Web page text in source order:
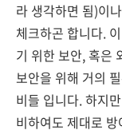
라 생각하면 됨)이
체크하곤 합니다.
기 위한 보안, 혹은
보안을 위해 거의
비들 입니다. 하지
비하여도 제대로